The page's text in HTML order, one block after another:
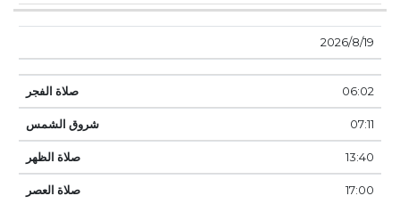
19‏‏/8‏‏/2026
06:02
07:11
13:40
17:00